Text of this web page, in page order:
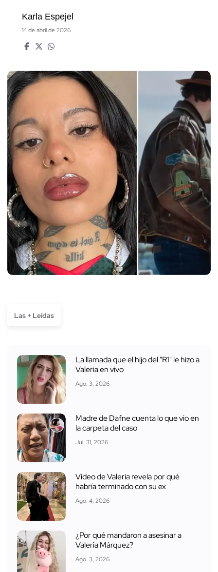
Karla Espejel
14 de abril de 2026
Las + Leídas
La llamada que el hijo del "R1" le hizo a
Valeria en vivo
Ago. 3, 2026
Madre de Dafne cuenta lo que vio en
la carpeta del caso
Jul. 31, 2026
Video de Valeria revela por qué
habría terminado con su ex
Ago. 4, 2026
¿Por qué mandaron a asesinar a
Valeria Márquez?
Ago. 3, 2026